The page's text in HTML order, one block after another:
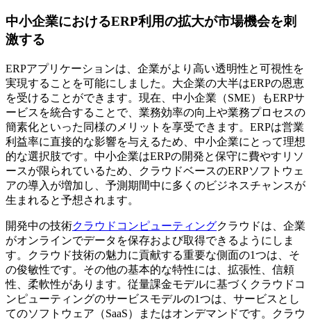
中小企業におけるERP利用の拡大が市場機会を刺
激する
ERPアプリケーションは、企業がより高い透明性と可視性を
実現することを可能にしました。大企業の大半はERPの恩恵
を受けることができます。現在、中小企業（SME）もERPサ
ービスを統合することで、業務効率の向上や業務プロセスの
簡素化といった同様のメリットを享受できます。ERPは営業
利益率に直接的な影響を与えるため、中小企業にとって理想
的な選択肢です。中小企業はERPの開発と保守に費やすリソ
ースが限られているため、クラウドベースのERPソフトウェ
アの導入が増加し、予測期間中に多くのビジネスチャンスが
生まれると予想されます。
開発中の技術クラウドコンピューティングクラウドは、企業
がオンラインでデータを保存および取得できるようにしま
す。クラウド技術の魅力に貢献する重要な側面の1つは、そ
の俊敏性です。その他の基本的な特性には、拡張性、信頼
性、柔軟性があります。従量課金モデルに基づくクラウドコ
ンピューティングのサービスモデルの1つは、サービスとし
てのソフトウェア（SaaS）またはオンデマンドです。クラウ